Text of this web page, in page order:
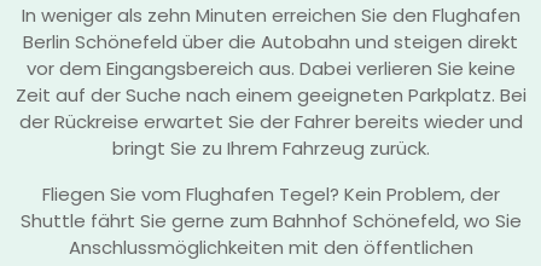
In weniger als zehn Minuten erreichen Sie den Flughafen
Berlin Schönefeld über die Autobahn und steigen direkt
vor dem Eingangsbereich aus. Dabei verlieren Sie keine
Zeit auf der Suche nach einem geeigneten Parkplatz. Bei
der Rückreise erwartet Sie der Fahrer bereits wieder und
bringt Sie zu Ihrem Fahrzeug zurück.
Fliegen Sie vom Flughafen Tegel? Kein Problem, der
Shuttle fährt Sie gerne zum Bahnhof Schönefeld, wo Sie
Anschlussmöglichkeiten mit den öffentlichen